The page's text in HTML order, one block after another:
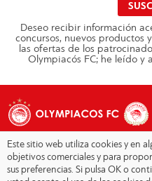
Deseo recibir información
concursos, nuevos productos
las ofertas de los
Olympiacós FC; he leído y
Copyright © 2026 -
Este sitio web utiliza cookies y en
objetivos comerciales y para
sus preferencias. Si pulsa OK o